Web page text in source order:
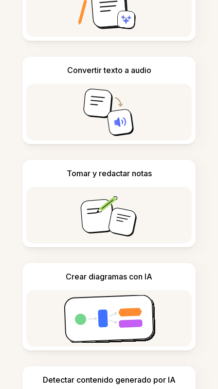
Convertir texto a audio
Tomar y redactar notas
Crear diagramas con IA
Detectar contenido generado por IA